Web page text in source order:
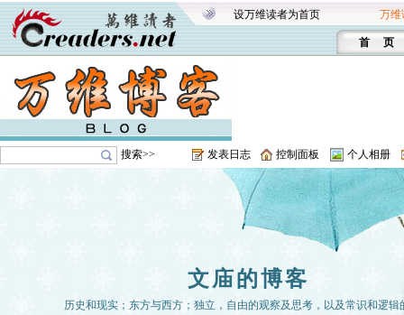
设万维读者为首页 万维
首 页
搜索>> 发表日志 控制面板 个人相册
文庙的博客
历史和现实；东方与西方；独立，自由的观察及思考，以及常识和逻辑